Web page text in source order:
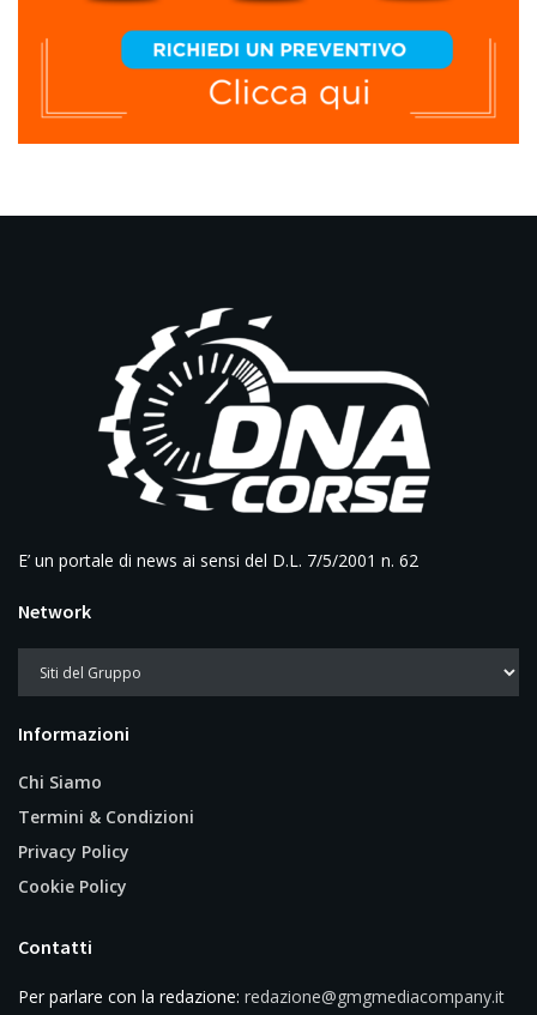
E’ un portale di news ai sensi del D.L. 7/5/2001 n. 62
Network
Informazioni
Chi Siamo
Termini & Condizioni
Privacy Policy
Cookie Policy
Contatti
Per parlare con la redazione: redazione@gmgmediacompany.it